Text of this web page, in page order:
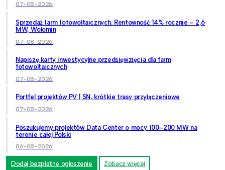
07-08-2026
Sprzedaż farm fotowoltaicznych. Rentowność 14% rocznie – 2,6
MW, Wołomin
07-08-2026
Napiszę karty inwestycyjne przedsięwzięcia dla farm
fotowoltaicznych
07-08-2026
Portfel projektów PV | SN, krótkie trasy przyłączeniowe
07-08-2026
Poszukujemy projektów Data Center o mocy 100–200 MW na
terenie całej Polski
06-08-2026
Dodaj bezpłatne ogłoszenie Zobacz więcej